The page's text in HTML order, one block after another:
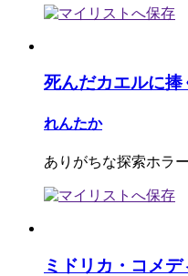
死んだカエルに捧
れんたか
ありがちな探索ホラー
ミドリカ・コメ